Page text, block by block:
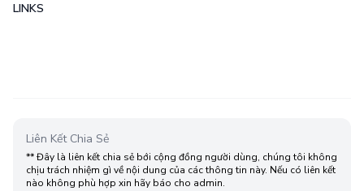
LINKS
Liên Kết Chia Sẻ
** Đây là liên kết chia sẻ bới cộng đồng người dùng, chúng tôi không
chịu trách nhiệm gì về nội dung của các thông tin này. Nếu có liên kết
nào không phù hợp xin hãy báo cho admin.